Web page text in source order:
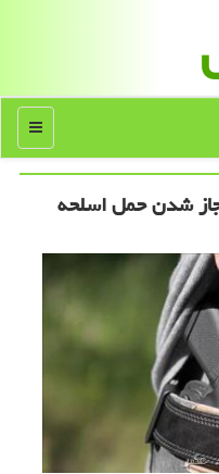
منو
شدن حمل اسلحه